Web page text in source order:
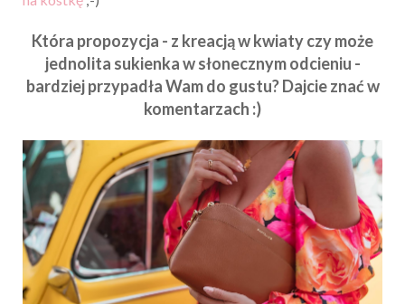
Która propozycja - z kreacją w kwiaty czy może
jednolita sukienka w słonecznym odcieniu -
bardziej przypadła Wam do gustu? Dajcie znać w
komentarzach :)